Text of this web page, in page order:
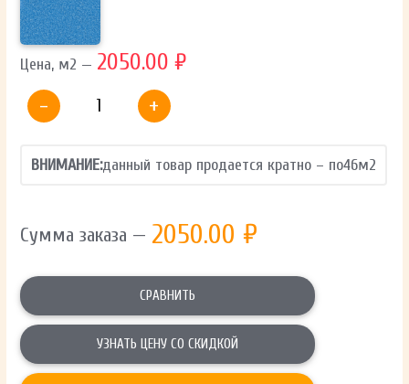
Цена, м2 — 2050.00 ₽
-
+
ВНИМАНИЕ:данный товар продается кратно – по46м2
Сумма заказа — 2050.00 ₽
СРАВНИТЬ
УЗНАТЬ ЦЕНУ СО СКИДКОЙ